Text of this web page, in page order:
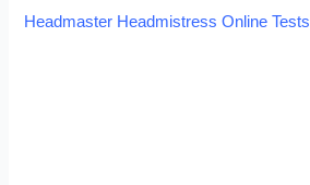
Headmaster Headmistress Online Tests